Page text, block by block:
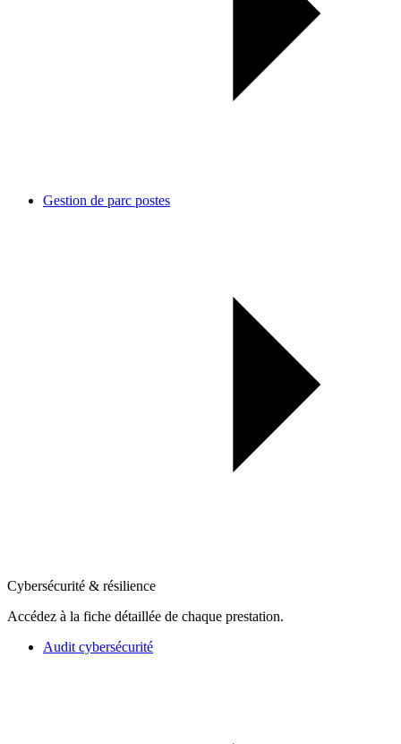
Gestion de parc postes
Cybersécurité & résilience
Accédez à la fiche détaillée de chaque prestation.
Audit cybersécurité